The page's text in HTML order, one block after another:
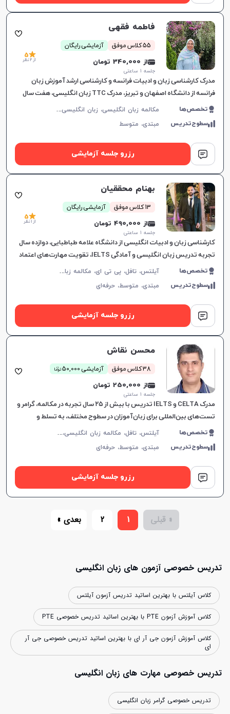
فاطمه فقهی
55 کلاس موفق آزمایشی رایگان
از 340,000 تومان
جلسه ۱ ساعتی
5
از 2 نظر
مدرک کارشناسی زبان و ادبیات فرانسه و کارشناسی ارشد آموزش زبان
فرانسه از دانشگاه اصفهان و تبریز، مدرک TTC زبان انگلیسی، هفت سال
تدریس زبان انگلیسی و چهار سال تدریس زبان فرانسه، تجربیات تد
تخصص‌ها م
کالمه زبان انگلیسی، زبان انگلیسی عمومی، گرامر زبان انگلیسی، زبان انگلیسی تجاری، زبان انگلیسی بریتیش، زبان انگلیسی آمریکایی، زبان انگلیسی کانادایی، زبان انگلیسی استرالیایی، زبان انگلیسی کنکور سراسری، زبان انگلیسی کنکور کاردانی، زبان انگلیسی کنکور ارشد، زبان انگلیسی کنکور دکتری، زبان انگلیسی هفتم دبیرستان، زبان انگلیسی هشتم دبیرستان، زبان انگلیسی نهم دبیرستان، زبان انگلیسی دهم دبیرستان، زبان انگلیسی یازدهم دبیرستان، زبان انگلیسی دوازدهم دبیرستان، زبان انگلیسی کودکان، آیلتس، تافل
سطوح‌تدریس مبتدی، متوسط
رزرو جلسه آزمایشی
بهنام محققیان
13 کلاس موفق آزمایشی رایگان
از 490,000 تومان
جلسه ۱ ساعتی
5
از 1 نظر
کارشناسی زبان و ادبیات انگلیسی از دانشگاه علامه طباطبایی، دوازده سال
تجربه تدریس زبان انگلیسی و آمادگی IELTS، تقویت مهارت‌های اعتماد
به نفس، مکالمه و گرامر، ارتباط موثر و یادگیری لذت‌ب
تخصص‌ها آ
یلتس، تافل، پی تی ای، مکالمه زبان انگلیسی، گرامر زبان انگلیسی، زبان انگلیسی تجاری، زبان انگلیسی آمریکایی، زبان انگلیسی کنکور ارشد، دولینگو، زبان انگلیسی عمومی، زبان انگلیسی کانادایی
سطوح‌تدریس مبتدی، متوسط،حرفه‌ای
رزرو جلسه آزمایشی
محسن نقاش
38 کلاس موفق آزمایشی 50,000 توما
ن
از 250,000 تومان
جلسه ۱ ساعتی
مدرک CELTA و IELTS تدریس با بیش از ۲۵ سال تجربه در مکالمه، گرامر و
تست‌های بین‌المللی برای زبان‌آموزان در سطوح مختلف، به تسلط و
موفقیت آنان کمک می‌کند.
تخصص‌ها آ
یلتس، تافل، مکالمه زبان انگلیسی، زبان انگلیسی عمومی، گرامر زبان انگلیسی، زبان انگلیسی آمریکایی، زبان انگلیسی کنکور سراسری، زبان انگلیسی کنکور کاردانی، زبان انگلیسی کنکور ارشد، زبان انگلیسی هفتم دبیرستان، زبان انگلیسی هشتم دبیرستان، زبان انگلیسی نهم دبیرستان، زبان انگلیسی دهم دبیرستان، زبان انگلیسی یازدهم دبیرستان، زبان انگلیسی دوازدهم دبیرستان
سطوح‌تدریس مبتدی، متوسط،حرفه‌ای
رزرو جلسه آزمایشی
« قبلی 1
2 بعدی »
تدریس خصوصی آزمون های زبان انگلیسی
کلاس آیلتس با بهترین اساتید تدریس آزمون آیلتس
کلاس آموزش آزمون PTE با بهترین اساتید تدریس خصوصی PTE
کلاس آموزش آزمون جی آر ای با بهترین اساتید تدریس خصوصی جی آر
ای
تدریس خصوصی مهارت های زبان انگلیسی
تدریس خصوصی گرامر زبان انگلیسی